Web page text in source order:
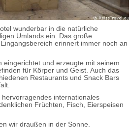
wunderbar in die natürliche
Umlands ein. Das große
erinnert immer noch an
eingerichtet und erzeugte mit seinem
für Körper und Geist. Auch das
Restaurants und Snack Bars
hervorragendes internationales
Früchten, Fisch, Eierspeisen
wir draußen in der Sonne.